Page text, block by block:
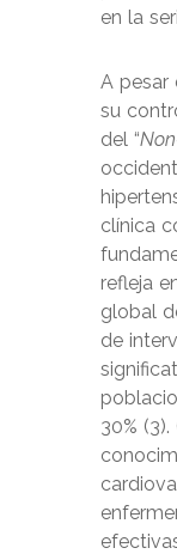
en la
A pesar
su
del “
clínica
refleja
global
de
30%